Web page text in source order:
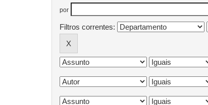
por
Filtros correntes: